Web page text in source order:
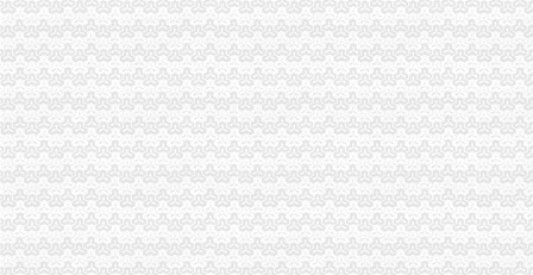
更换海关注册登记证书后仍无报关？-海南省政务服务中心
宁波海关对报关注册登记证书换证期限的规定-通关监管海关业务咨询
海关进出口货物收发货人报关注册登记证书有效期-报关员通关指南--育
拱北海关：咨询报关企业注册登记证延续及换证
关于海关办理IC卡和报关登记证书怎么办理？急-报关报检-福步外贸论
海关进出口货物收发货人报关注册登记证书的次办理
[06-30]哪位YUYU知道海关报关注册登记证在哪里办理换证？？_鹭岛
申请海关报关单位注册登记证书,海关报关注册信息年度报告范本,
海关报关单位注册登记证书-荣誉证书-常州市金坛区环宇科学仪器厂
报关注册登记证书在海关哪个部门办理？-实务问答-中国物流交易中
海关进出口货物收发货人报关注册登记证书过期怎样办理-政民互动群